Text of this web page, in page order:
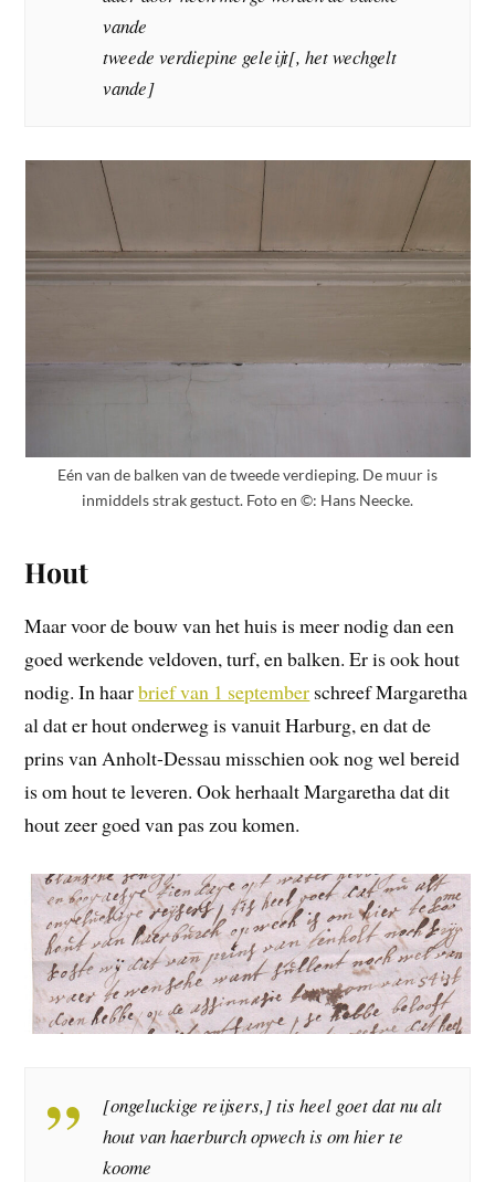
vande
tweede verdiepine geleijt[, het wechgelt
vande]
Eén van de balken van de tweede verdieping. De muur is
inmiddels strak gestuct. Foto en ©: Hans Neecke.
Hout
Maar voor de bouw van het huis is meer nodig dan een
goed werkende veldoven, turf, en balken. Er is ook hout
nodig. In haarbrief van 1 september schreef Margaretha
al dat er hout onderweg is vanuit Harburg, en dat de
prins van Anholt-Dessau misschien ook nog wel bereid
is om hout te leveren. Ook herhaalt Margaretha dat dit
hout zeer goed van pas zou komen.
[ongeluckige reijsers,] tis heel goet dat nu alt
hout van haerburch opwech is om hier te
koome